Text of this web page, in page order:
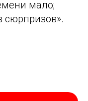
мало;
сюрпризов».